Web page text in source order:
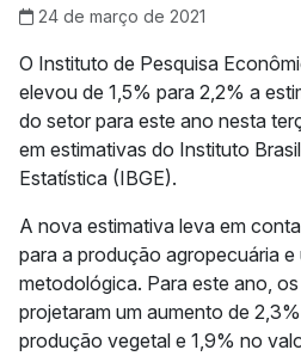
24 de março de 2021
O Instituto de Pesquisa
elevou de 1,5% para 2,2% a
do setor para este ano nesta
em estimativas do Instituto
Estatística (IBGE).
A nova estimativa leva em
para a produção agropecuária e
metodológica. Para este ano,
projetaram um aumento de
produção vegetal e 1,9% no